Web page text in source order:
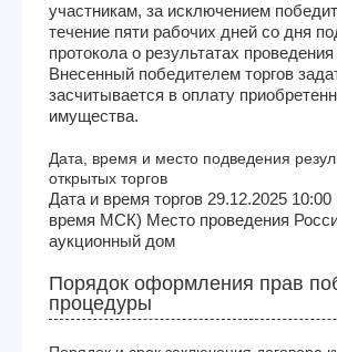
участникам, за исключением
течение пяти рабочих дней со дня
протокола о результатах проведения
Внесенный победителем торгов
засчитывается в оплату
имущества.
Дата, время и место подведения
открытых торгов
Дата и время торгов 29.12.2025
время МСК) Место проведения
аукционный дом
Порядок оформления прав
процедуры